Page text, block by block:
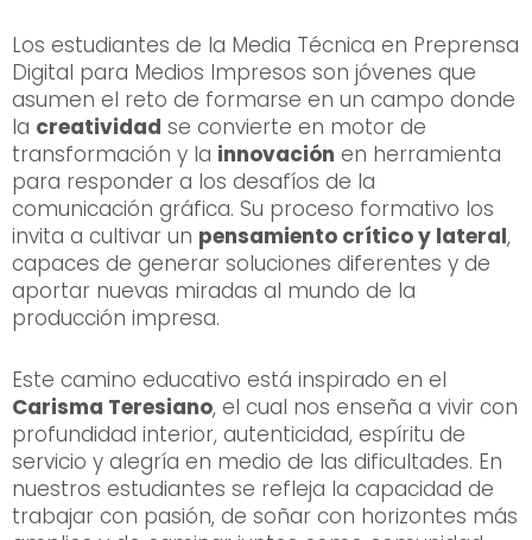
Los estudiantes de la Media Técnica en Preprensa
Digital para Medios Impresos son jóvenes que
asumen el reto de formarse en un campo donde
la creatividad se convierte en motor de
transformación y la innovación en herramienta
para responder a los desafíos de la
comunicación gráfica. Su proceso formativo los
invita a cultivar un pensamiento crítico y lateral,
capaces de generar soluciones diferentes y de
aportar nuevas miradas al mundo de la
producción impresa.
Este camino educativo está inspirado en el
Carisma Teresiano, el cual nos enseña a vivir con
profundidad interior, autenticidad, espíritu de
servicio y alegría en medio de las dificultades. En
nuestros estudiantes se refleja la capacidad de
trabajar con pasión, de soñar con horizontes más